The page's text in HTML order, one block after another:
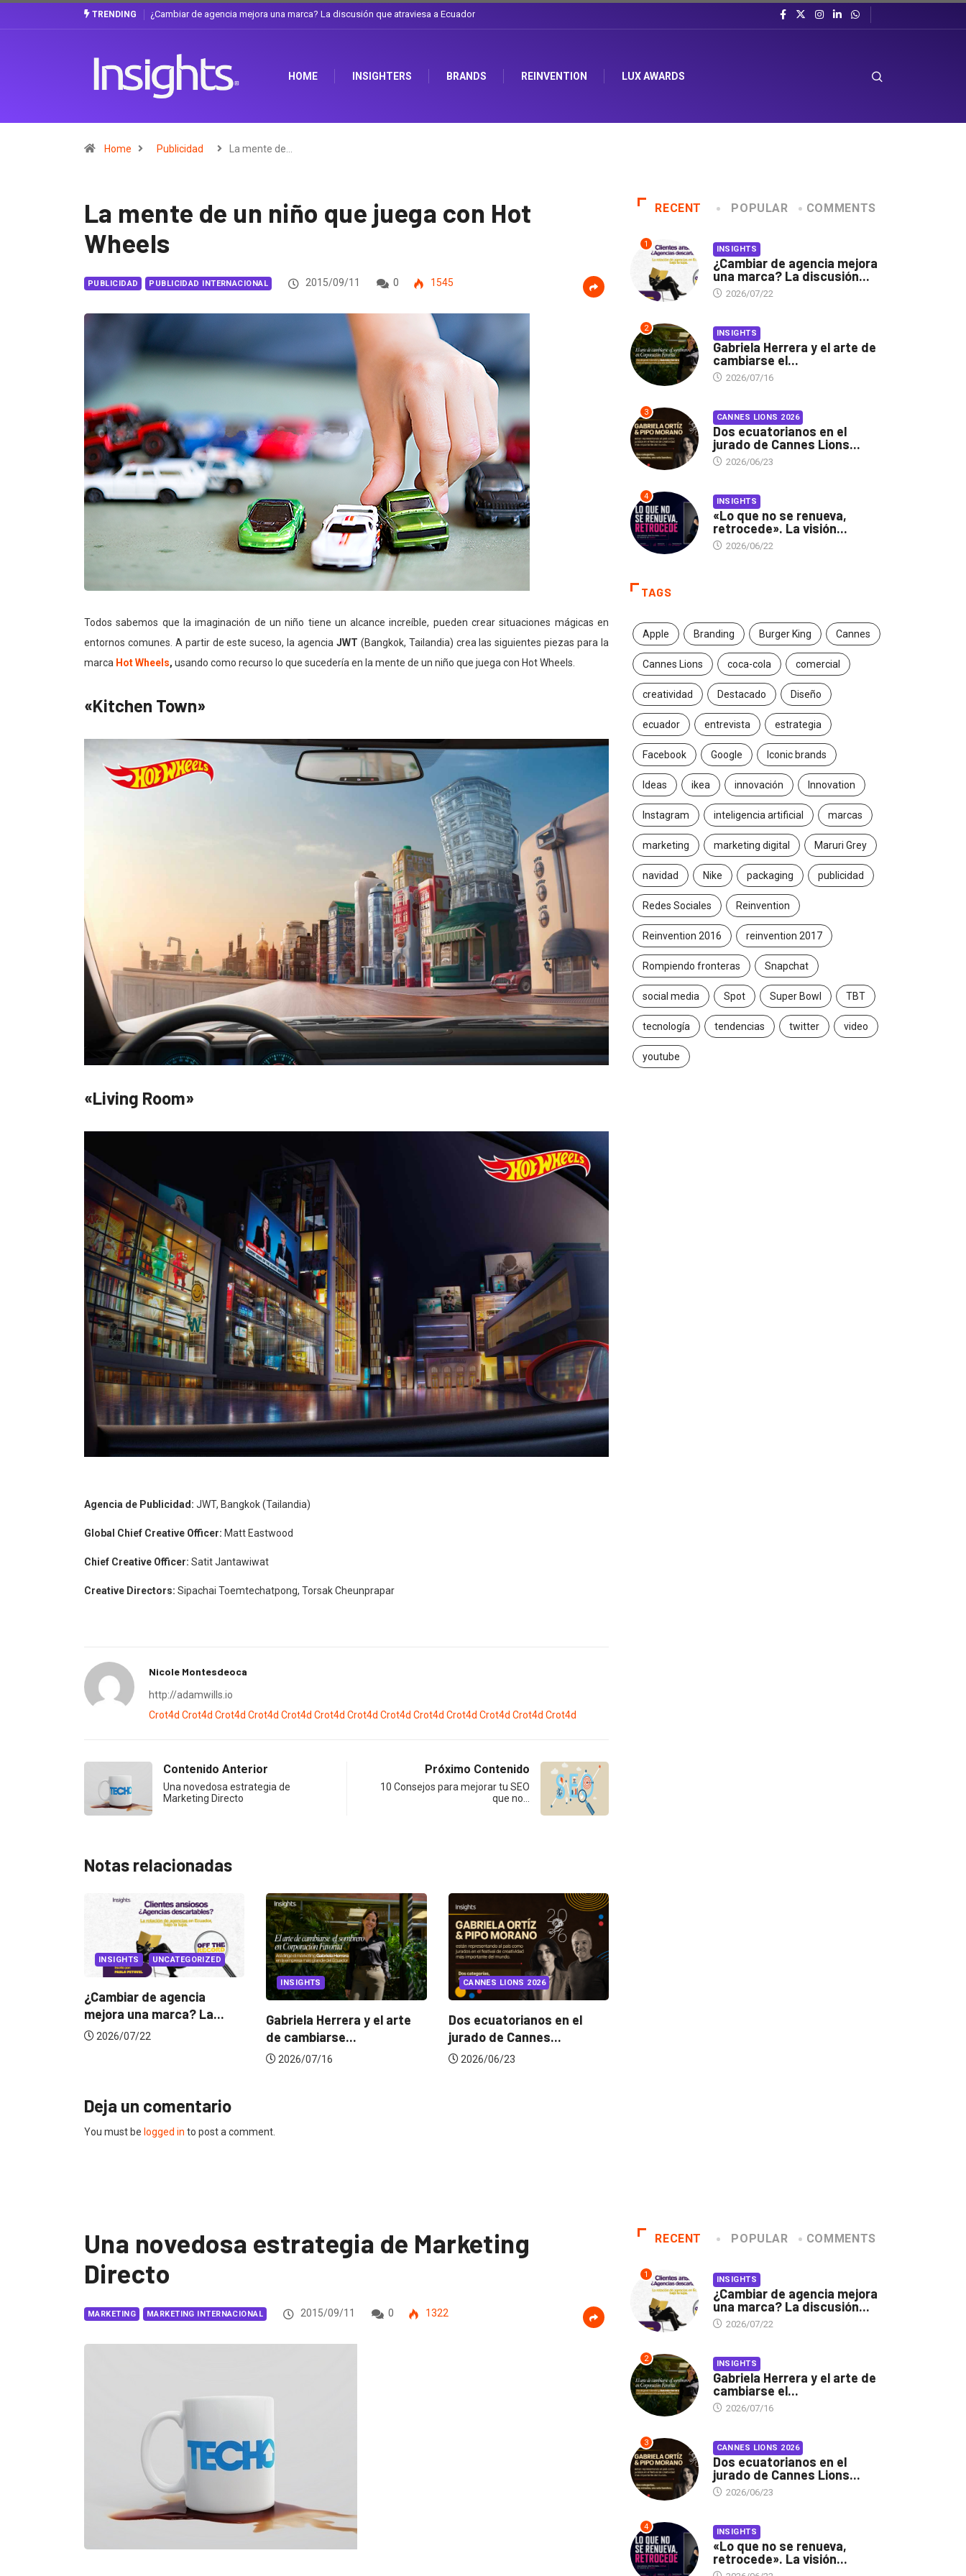
TRENDING Gabriela Herrera y el arte de cambiarse el sombrero en Corporación Favorita
HOME INSIGHTERS BRANDS REINVENTION LUX AWARDS
Home Publicidad La mente de…
La mente de un niño que juega con Hot
Wheels
PUBLICIDAD PUBLICIDAD INTERNACIONAL 2015/09/11 0 1545
Todos sabemos que la imaginación de un niño tiene un alcance increíble, pueden crear situaciones mágicas en
entornos comunes. A partir de este suceso, la agencia JWT (Bangkok, Tailandia) crea las siguientes piezas para la
marca Hot Wheels, usando como recurso lo que sucedería en la mente de un niño que juega con Hot Wheels.
«Kitchen Town»
«Living Room»
Agencia de Publicidad: JWT, Bangkok (Tailandia)
Global Chief Creative Officer: Matt Eastwood
Chief Creative Officer: Satit Jantawiwat
Creative Directors: Sipachai Toemtechatpong, Torsak Cheunprapar
Nicole Montesdeoca
http://adamwills.io
Crot4d Crot4d Crot4d Crot4d Crot4d Crot4d Crot4d Crot4d Crot4d Crot4d Crot4d Crot4d Crot4d
Contenido Anterior
Una novedosa estrategia de
Marketing Directo
Próximo Contenido
10 Consejos para mejorar tu SEO
que no…
Notas relacionadas
Gabriela Herrera y el arte
de cambiarse...
CANNES LIONS 2026
Dos ecuatorianos en el
jurado de Cannes...
2026/06/23
INSIGHTS UNCATEGORIZED
¿Cambiar de agencia
mejora una marca? La...
2026/07/22
Deja un comentario
You must be logged in to post a comment.
RECENT POPULAR COMMENTS
1 INSIGHTS
¿Cambiar de agencia mejora
una marca? La discusión...
2026/07/22
2 INSIGHTS
Gabriela Herrera y el arte de
cambiarse el...
2026/07/16
3 CANNES LIONS 2026
Dos ecuatorianos en el
jurado de Cannes Lions...
2026/06/23
4 INSIGHTS
«Lo que no se renueva,
retrocede». La visión...
2026/06/22
TAGS
Apple Branding Burger King Cannes
Cannes Lions coca-cola comercial
creatividad Destacado Diseño
ecuador entrevista estrategia
Facebook Google Iconic brands
Ideas ikea innovación Innovation
Instagram inteligencia artificial marcas
marketing marketing digital Maruri Grey
navidad Nike packaging publicidad
Redes Sociales Reinvention
Reinvention 2016 reinvention 2017
Rompiendo fronteras Snapchat
social media Spot Super Bowl TBT
tecnología tendencias twitter video
youtube
Una novedosa estrategia de Marketing
Directo
MARKETING MARKETING INTERNACIONAL 2015/09/11 0 1322
RECENT POPULAR COMMENTS
1 INSIGHTS
¿Cambiar de agencia mejora
una marca? La discusión...
2026/07/22
2 INSIGHTS
Gabriela Herrera y el arte de
cambiarse el...
2026/07/16
3 CANNES LIONS 2026
Dos ecuatorianos en el
jurado de Cannes Lions...
2026/06/23
4 INSIGHTS
«Lo que no se renueva,
retrocede». La visión...